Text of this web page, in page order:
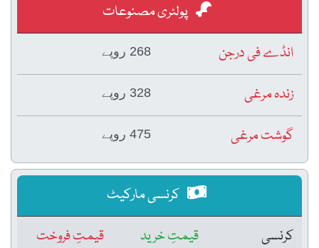
پولٹری مصنوعات
انڈے فی درجن
268 روپے
زندہ مرغی 328 روپے
گوشت مرغی 475 روپے
کرنسی مارکیٹ
کرنسی
قیمتِ خرید
قیمتِ فروخت